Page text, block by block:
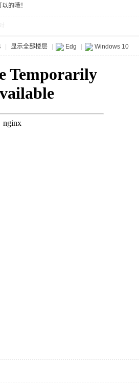
的哦！
显示全部楼层 Edg Windows 10